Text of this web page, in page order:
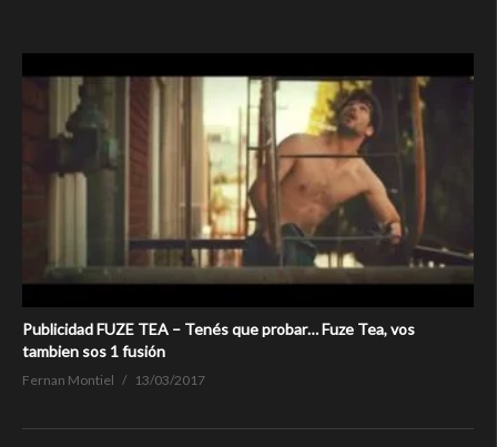
Publicidad FUZE TEA – Tenés que probar… Fuze Tea, vos
tambien sos 1 fusión
Fernan Montiel 13/03/2017